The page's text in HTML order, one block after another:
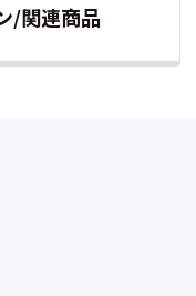
/関連商品